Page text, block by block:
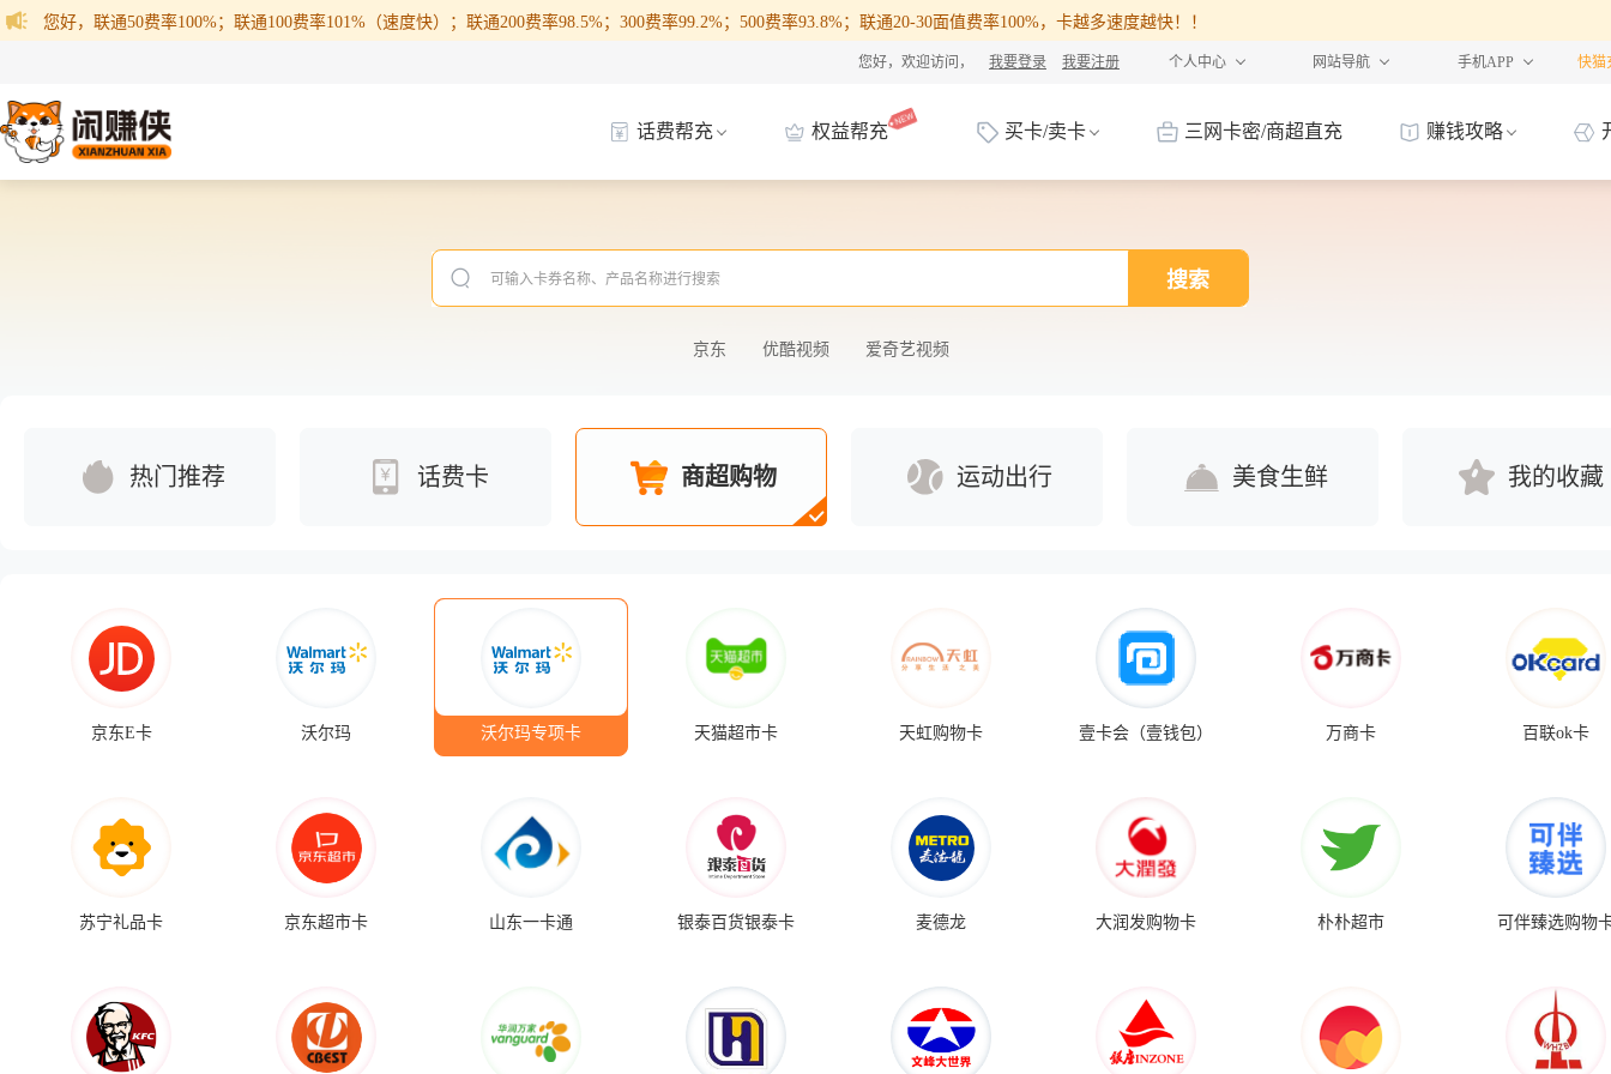
您好，联通50费率100%；联通100费率101%（速度快）；联通200费率98.5%；300费率99.2%；500费率93.8%；联通20-30面值费率100%，卡越多速度越快！！
您好，欢迎访问， 我要登录 我要注册 个人中心 网站导航 手机APP 快猫
话费帮充 权益帮充 买卡/卖卡 三网卡密/商超直充 赚钱攻略
搜索
京东 优酷视频 爱奇艺视频
热门推荐 话费卡 商超购物 运动出行 美食生鲜 我的收藏
京东E卡 沃尔玛 沃尔玛专项卡 天猫超市卡 天虹购物卡 壹卡会（壹钱包） 万商卡 百联ok卡
苏宁礼品卡 京东超市卡 山东一卡通 银泰百货银泰卡 麦德龙 大润发购物卡 朴朴超市 可伴臻选购物